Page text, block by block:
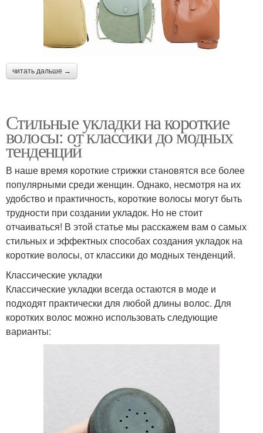
читать дальше →
Стильные укладки на короткие
волосы: от классики до модных
тенденций
В наше время короткие стрижки становятся все более
популярными среди женщин. Однако, несмотря на их
удобство и практичность, короткие волосы могут быть
трудности при создании укладок. Но не стоит
отчаиваться! В этой статье мы расскажем вам о самых
стильных и эффектных способах создания укладок на
короткие волосы, от классики до модных тенденций.
Классические укладки
Классические укладки всегда остаются в моде и
подходят практически для любой длины волос. Для
коротких волос можно использовать следующие
варианты: